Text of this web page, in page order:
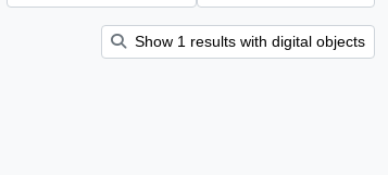
Show 1 results with digital objects